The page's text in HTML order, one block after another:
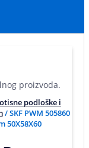
proizvoda.
podloške i
/ SKF PWM 505860
50X58X60